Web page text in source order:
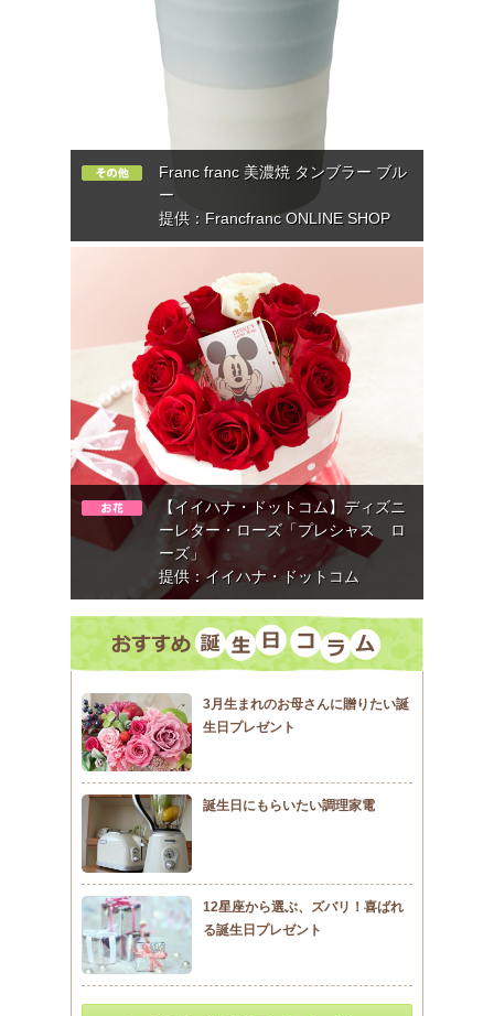
Franc franc 美濃焼 タンブラー ブル
ー
提供：Francfranc ONLINE SHOP
【イイハナ・ドットコム】ディズニ
ーレター・ローズ「プレシャス ロ
ーズ」
提供：イイハナ・ドットコム
3月生まれのお母さんに贈りたい誕
生日プレゼント
誕生日にもらいたい調理家電
12星座から選ぶ、ズバリ！喜ばれ
る誕生日プレゼント